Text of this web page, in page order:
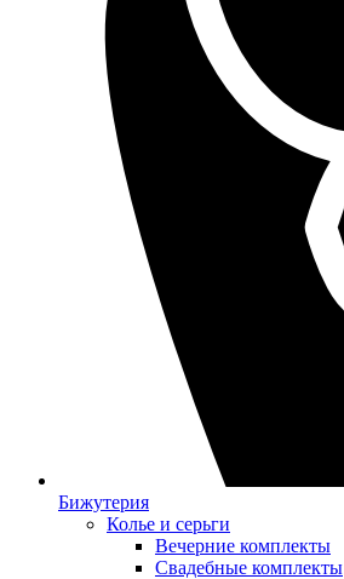
Бижутерия
Колье и серьги
Вечерние комплекты
Свадебные комплекты